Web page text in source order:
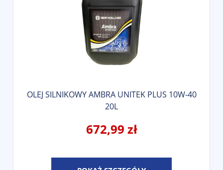
OLEJ SILNIKOWY AMBRA UNITEK PLUS 10W-40
20L
672,99 zł